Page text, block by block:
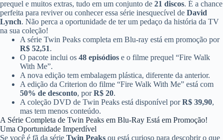
prequel e muitos extras, tudo em um conjunto de 21 discos. É a chance
perfeita para reviver ou conhecer essa série inesquecível de David
Lynch. Não perca a oportunidade de ter um pedaço da história da TV
na sua coleção!
A série Twin Peaks completa em Blu-ray está em promoção por
R$ 52,51.
O pacote inclui os 48 episódios e o filme prequel “Fire Walk
With Me”.
A nova edição tem embalagem plástica, diferente da anterior.
A edição da Criterion do filme “Fire Walk With Me” está com
50% de desconto, porR$ 20.
A coleção DVD de Twin Peaks está disponível porR$ 39,90,
mas tem menos conteúdo.
A Série Completa de Twin Peaks em Blu-Ray Está em Promoção!
Uma Oportunidade Imperdível
Se você é fã da série Twin Peaks ou está curioso para descobrir o que